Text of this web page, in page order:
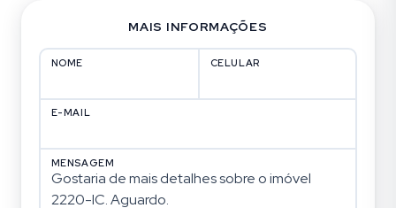
MAIS INFORMAÇÕES
NOME CELULAR
E-MAIL
MENSAGEM